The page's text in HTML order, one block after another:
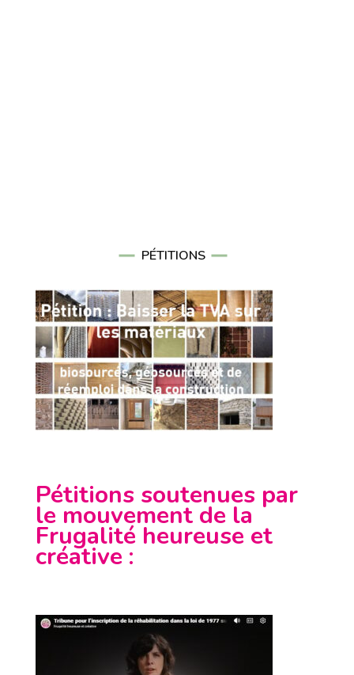
PÉTITIONS
Pétitions soutenues par
le mouvement de la
Frugalité heureuse et
créative :